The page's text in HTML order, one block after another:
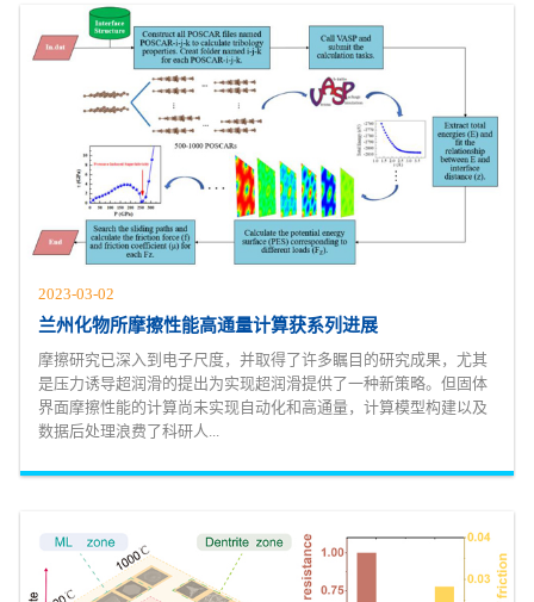
2023-03-02
兰州化物所摩擦性能高通量计算获系列进展
摩擦研究已深入到电子尺度，并取得了许多瞩目的研究成果，尤其
是压力诱导超润滑的提出为实现超润滑提供了一种新策略。但固体
界面摩擦性能的计算尚未实现自动化和高通量，计算模型构建以及
数据后处理浪费了科研人...